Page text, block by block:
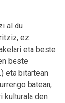
al du
ez.
eta beste
beste
eta bitartean
batean,
kulturala den